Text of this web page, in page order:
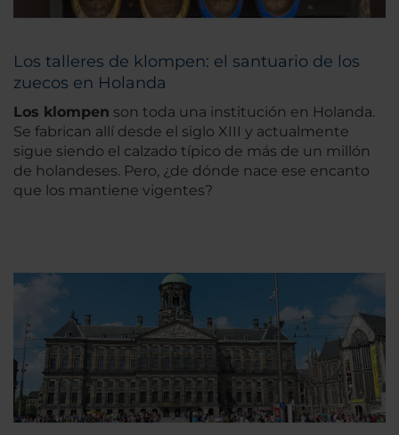
Los talleres de klompen: el santuario de los
zuecos en Holanda
Los klompen son toda una institución en Holanda.
Se fabrican allí desde el siglo XIII y actualmente
sigue siendo el calzado típico de más de un millón
de holandeses. Pero, ¿de dónde nace ese encanto
que los mantiene vigentes?